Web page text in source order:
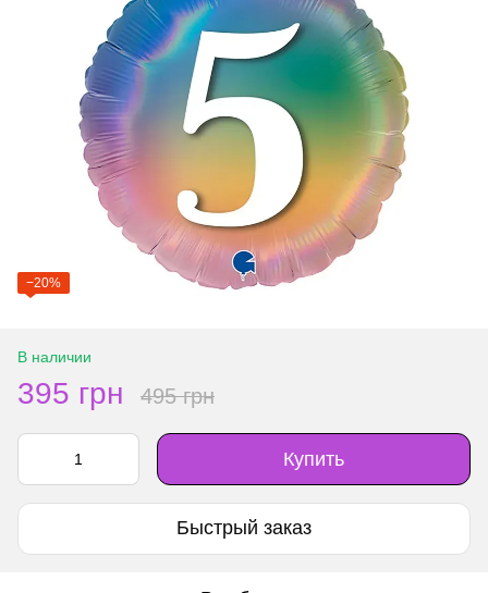
−20%
В наличии
395 грн 495 грн
Купить
Быстрый заказ